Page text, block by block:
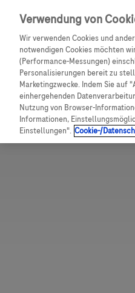
Skip navigation
Startseite Ratgeber
Verwendung von
Wir verwenden Cookies und
notwendigen Cookies möchten
(Performance-Messungen)
Personalisierungen bereit zu
Marketingzwecke. Indem Sie auf
einhergehenden
Nutzung von Browser-
Informationen,
Einstellungen". Cookie-/